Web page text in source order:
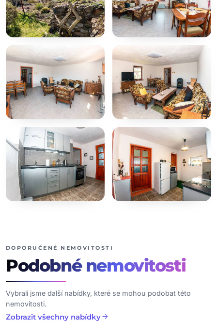
DOPORUČENÉ NEMOVITOSTI
Zobrazit všechny nabídkyarrow_forward
Podobné nemovitosti
Vybrali jsme další nabídky, které se mohou podobat této
nemovitosti.